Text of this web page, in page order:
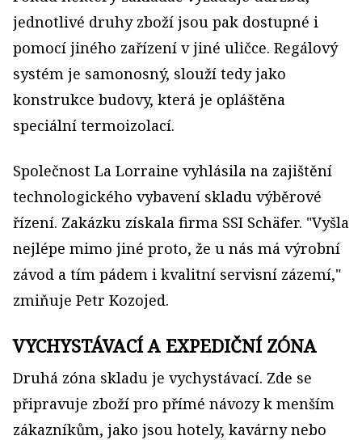
jednotlivé druhy zboží jsou pak dostupné i
pomocí jiného zařízení v jiné uličce. Regálový
systém je samonosný, slouží tedy jako
konstrukce budovy, která je opláštěna
speciální termoizolací.
Společnost La Lorraine vyhlásila na zajištění
technologického vybavení skladu výběrové
řízení. Zakázku získala firma SSI Schäfer. "Vyšla
nejlépe mimo jiné proto, že u nás má výrobní
závod a tím pádem i kvalitní servisní zázemí,"
zmiňuje Petr Kozojed.
VYCHYSTÁVACÍ A EXPEDIČNÍ ZÓNA
Druhá zóna skladu je vychystávací. Zde se
připravuje zboží pro přímé návozy k menším
zákazníkům, jako jsou hotely, kavárny nebo